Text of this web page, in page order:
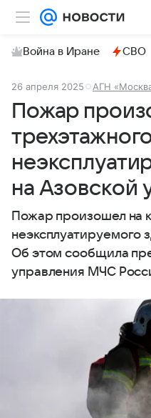
Война в Иране СВО
26 апреля 2025 АГН
Пожар
на Азовской
Пожар произошел на
неэксплуатируемого
Об этом сообщила
управления МЧС